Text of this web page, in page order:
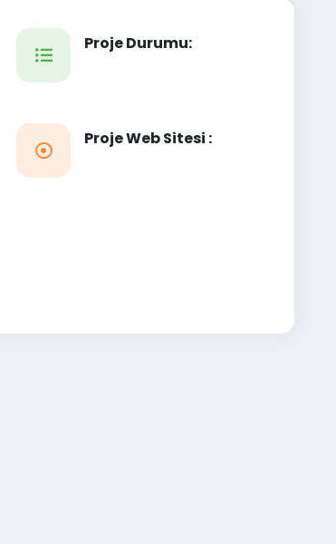
Proje Durumu:
Proje Web Sitesi :